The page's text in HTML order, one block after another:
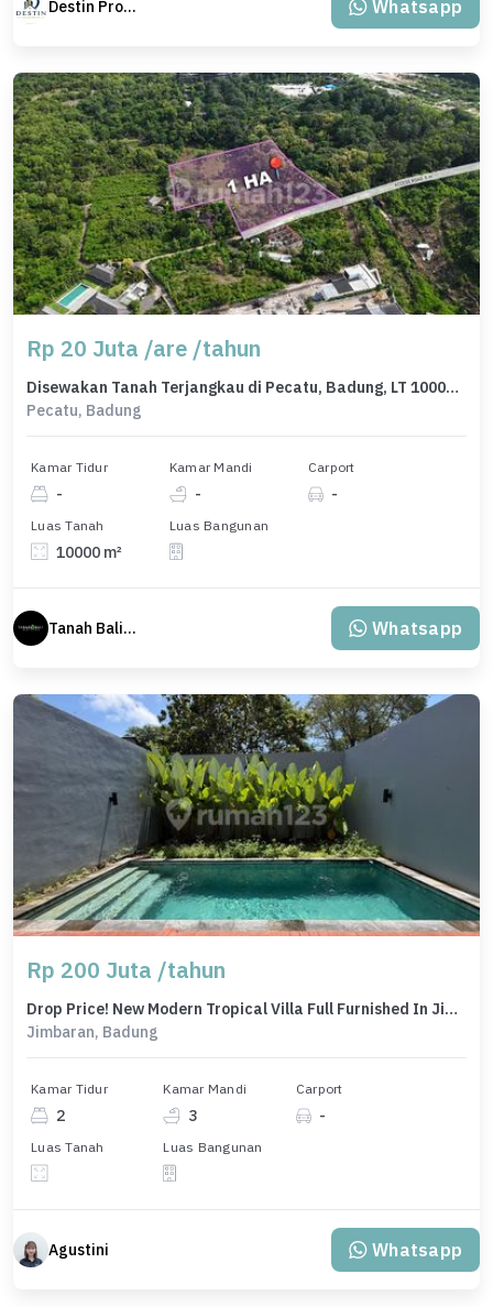
Destin Property Whatsapp
Rp 20 Juta /are /tahun
Disewakan Tanah Terjangkau di Pecatu, Badung, LT 10000m²
Pecatu, Badung
Kamar Tidur
-
Kamar Mandi
-
Carport
-
Luas Tanah
10000 m²
Luas Bangunan
Tanah Bali Real Estate Whatsapp
Rp 200 Juta /tahun
Drop Price! New Modern Tropical Villa Full Furnished In Jimbaran
Jimbaran, Badung
Kamar Tidur
2
Kamar Mandi
3
Carport
-
Luas Tanah Luas Bangunan
Agustini Whatsapp